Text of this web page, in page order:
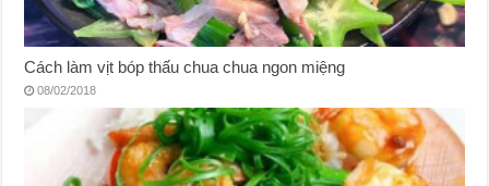
Cách làm vịt bóp thấu chua chua ngon miệng
08/02/2018